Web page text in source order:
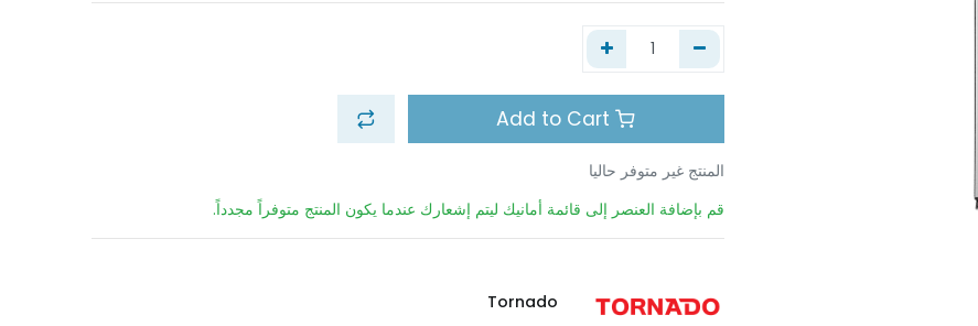
Add to Cart
المنتج غير متوفر حاليا
قم بإضافة العنصر إلى قائمة أمانيك ليتم إشعارك عندما يكون المنتج متوفراً مجدداً.
Tornado